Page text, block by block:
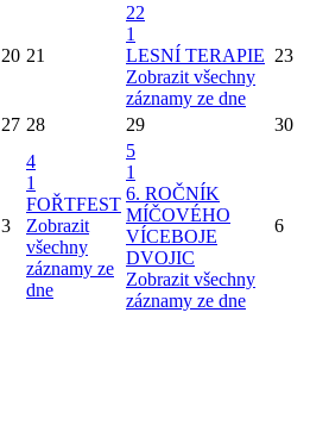
20 21
22
1
LESNÍ TERAPIE
Zobrazit všechny
záznamy ze dne
23
27 28 29 30
3
4
1
FOŘTFEST
Zobrazit
všechny
záznamy ze
dne
5
1
6. ROČNÍK
MÍČOVÉHO
VÍCEBOJE
DVOJIC
Zobrazit všechny
záznamy ze dne
6